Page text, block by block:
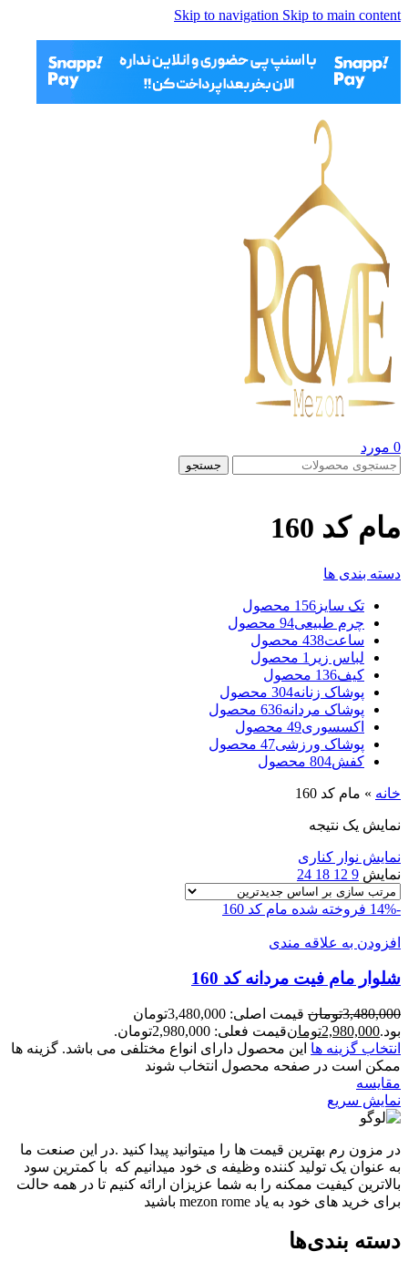
Skip to navigation Skip to main content
0 مورد
جستجو
مام کد 160
دسته بندی ها
تک سایز 156 محصول
چرم طبیعی94 محصول
ساعت438 محصول
لباس زیر 1 محصول
کیف136 محصول
پوشاک زنانه304 محصول
پوشاک مردانه636 محصول
اکسسوری49 محصول
پوشاک ورزشی47 محصول
کفش804 محصول
خانه » مام کد 160
نمایش یک نتیجه
نمایش نوار کناری
نمایش 9
12
18
24
-14% فروخته شده مام کد 160
افزودن به علاقه مندی
شلوار مام فيت مردانه کد 160
3,480,000تومان
قیمت اصلی: 3,480,000تومان
بود.2,980,000تومانقیمت فعلی: 2,980,000تومان.
انتخاب گزینه ها این محصول دارای انواع مختلفی می باشد. گزینه ها
ممکن است در صفحه محصول انتخاب شوند
مقايسه
نمایش سریع
در مزون رم بهترین قیمت ها را میتوانید پیدا کنید .در این صنعت ما
به عنوان یک تولید کننده وظیفه ی خود میدانیم که با کمترین سود
بالاترین کیفیت ممکنه را به شما عزیزان ارائه کنیم تا در همه حالت
برای خرید های خود به یاد mezon rome باشید
دسته بندی‌ها